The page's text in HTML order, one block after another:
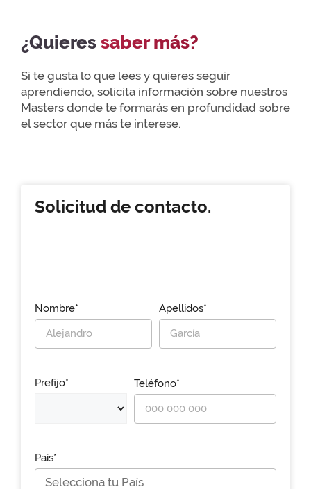
¿Quieressaber más?
Si te gusta lo que lees y quieres seguir
aprendiendo, solicita información sobre nuestros
Masters donde te formarás en profundidad sobre
el sector que más te interese.
Solicitud de contacto.
Nombre* Apellidos*
Prefijo* Teléfono*
País*